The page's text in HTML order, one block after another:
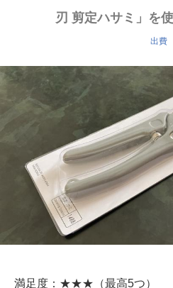
刃 剪定ハサミ」を
出費
満足度：★★★（最高5つ）